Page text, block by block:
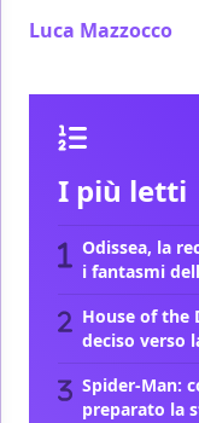
Luca Mazzocco
I più letti
Odissea, la
i fantasmi
House of the
deciso verso
Spider-Man:
preparato la